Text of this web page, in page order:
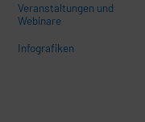
Veranstaltungen und
Webinare
Infografiken